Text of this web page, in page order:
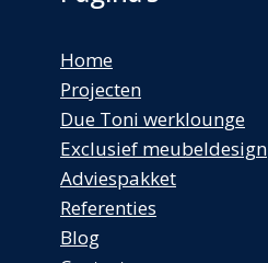
Home
Projecten
Due Toni werklounge
Exclusief meubeldesign
Adviespakket
Referenties
Blog